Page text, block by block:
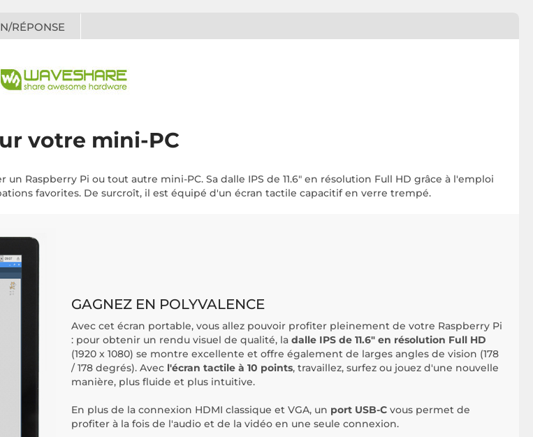
RÉPONSE
votre mini-PC
Raspberry Pi ou tout autre mini-PC. Sa dalle IPS de 11.6" en résolution Full HD grâce à l'emploi
favorites. De surcroît, il est équipé d'un écran tactile capacitif en verre trempé.
GAGNEZ EN POLYVALENCE
Avec cet écran portable, vous allez pouvoir profiter pleinement de votre Raspberry Pi
: pour obtenir un rendu visuel de qualité, la dalle IPS de 11.6" en résolution Full HD
(1920 x 1080) se montre excellente et offre également de larges angles de vision (178
/ 178 degrés). Avec l'écran tactile à 10 points, travaillez, surfez ou jouez d'une nouvelle
manière, plus fluide et plus intuitive.
En plus de la connexion HDMI classique et VGA, un port USB-C vous permet de
profiter à la fois de l'audio et de la vidéo en une seule connexion.